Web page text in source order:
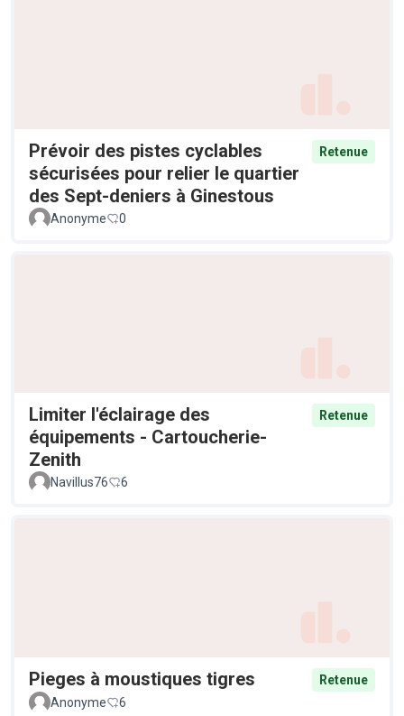
Prévoir des pistes cyclables
sécurisées pour relier le quartier
des Sept-deniers à Ginestous
Retenue
Anonyme 0
Limiter l'éclairage des
équipements - Cartoucherie-
Zenith
Retenue
Navillus76 6
Pieges à moustiques tigres
Retenue
Anonyme
6